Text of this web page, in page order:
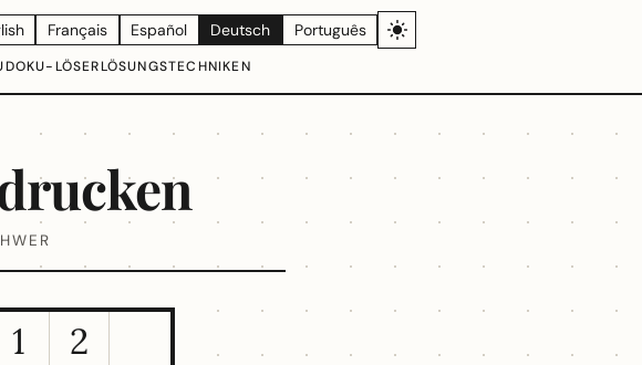
Français Español Deutsch Português
LÖSERLÖSUNGSTECHNIKEN
1
2